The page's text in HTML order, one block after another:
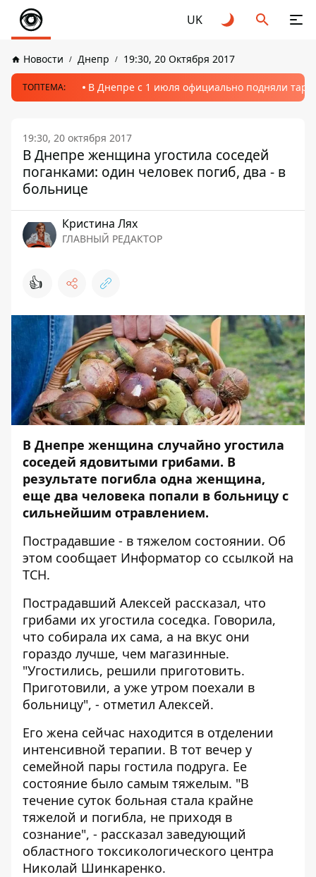
UK
Новости Днепр 19:30, 20 Октября 2017
ТОПТЕМА: В Днепре с 1 июля официально подняли
19:30, 20 октября 2017
В Днепре женщина угостила соседей
поганками: один человек погиб, два - в
больнице
Кристина Лях
ГЛАВНЫЙ РЕДАКТОР
👍
В Днепре женщина случайно угостила
соседей ядовитыми грибами. В
результате погибла одна женщина,
еще два человека попали в больницу с
сильнейшим отравлением.
Пострадавшие - в тяжелом состоянии. Об
этом сообщает Информатор со ссылкой на
ТСН.
Пострадавший Алексей рассказал, что
грибами их угостила соседка. Говорила,
что собирала их сама, а на вкус они
гораздо лучше, чем магазинные.
"Угостились, решили приготовить.
Приготовили, а уже утром поехали в
больницу", - отметил Алексей.
Его жена сейчас находится в отделении
интенсивной терапии. В тот вечер у
семейной пары гостила подруга. Ее
состояние было самым тяжелым. "В
течение суток больная стала крайне
тяжелой и погибла, не приходя в
сознание", - рассказал заведующий
областного токсикологического центра
Николай Шинкаренко.